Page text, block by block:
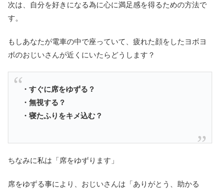
次は、自分を好きになる為に心に満足感を得るための方法で
す。
もしあなたが電車の中で座っていて、疲れた顔をしたヨボヨ
ボのおじいさんが近くにいたらどうします？
・すぐに席をゆずる？
・無視する？
・寝たふりをキメ込む？
ちなみに私は「席をゆずります」
席をゆずる事により、おじいさんは「ありがとう、助かる